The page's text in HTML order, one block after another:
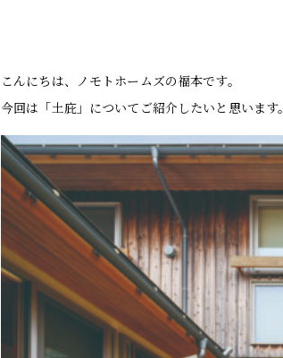
こんにちは、ノモトホームズの福本です。
今回は「土庇」についてご紹介したいと思います。